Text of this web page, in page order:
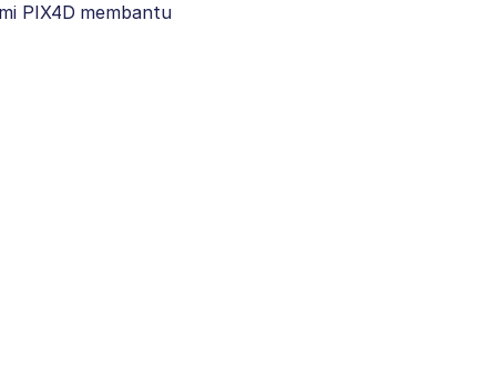
PIX4D membantu